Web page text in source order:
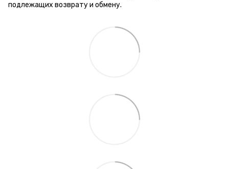
подлежащих возврату и обмену.